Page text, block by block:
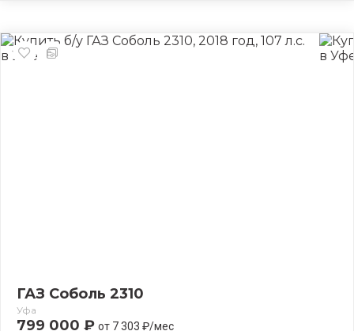
ГАЗ Соболь 2310
Уфа
799 000 ₽ от 7 303 ₽/мес